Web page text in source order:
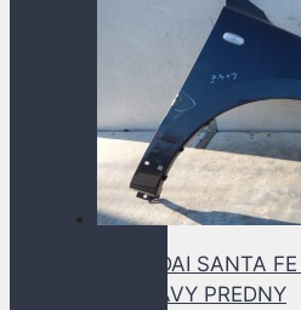
HYUNDAI SANTA
09 PRAVY PREDNY